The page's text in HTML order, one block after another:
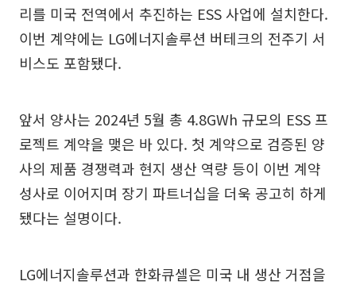
리를 미국 전역에서 추진하는 ESS 사업에 설치한다.
이번 계약에는 LG에너지솔루션 버테크의 전주기 서
비스도 포함됐다.
앞서 양사는 2024년 5월 총 4.8GWh 규모의 ESS 프
로젝트 계약을 맺은 바 있다. 첫 계약으로 검증된 양
사의 제품 경쟁력과 현지 생산 역량 등이 이번 계약
성사로 이어지며 장기 파트너십을 더욱 공고히 하게
됐다는 설명이다.
LG에너지솔루션과 한화큐셀은 미국 내 생산 거점을